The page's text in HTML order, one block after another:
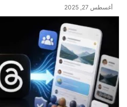
أغسطس 27, 2025